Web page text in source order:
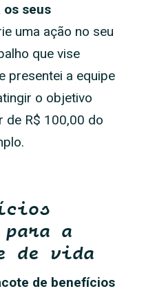
os seus
uma ação no seu
que vise
presentei a equipe
o objetivo
de R$ 100,00 do
a
de vida
de benefícios